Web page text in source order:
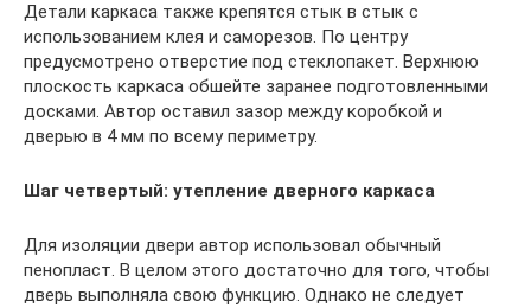
Детали каркаса также крепятся стык в стык с
использованием клея и саморезов. По центру
предусмотрено отверстие под стеклопакет. Верхнюю
плоскость каркаса обшейте заранее подготовленными
досками. Автор оставил зазор между коробкой и
дверью в 4 мм по всему периметру.
Шаг четвертый: утепление дверного каркаса
Для изоляции двери автор использовал обычный
пенопласт. В целом этого достаточно для того, чтобы
дверь выполняла свою функцию. Однако не следует